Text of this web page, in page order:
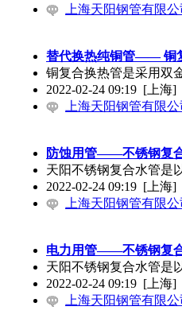
上海天阳钢管有限
替代换热纯铜管—— 铜
铜复合换热管是采用双
2022-02-24 09:19 [上海]
上海天阳钢管有限
防蚀用管——不锈钢复
天阳不锈钢复合水管是
2022-02-24 09:19 [上海]
上海天阳钢管有限
电力用管——不锈钢复
天阳不锈钢复合水管是
2022-02-24 09:19 [上海]
上海天阳钢管有限